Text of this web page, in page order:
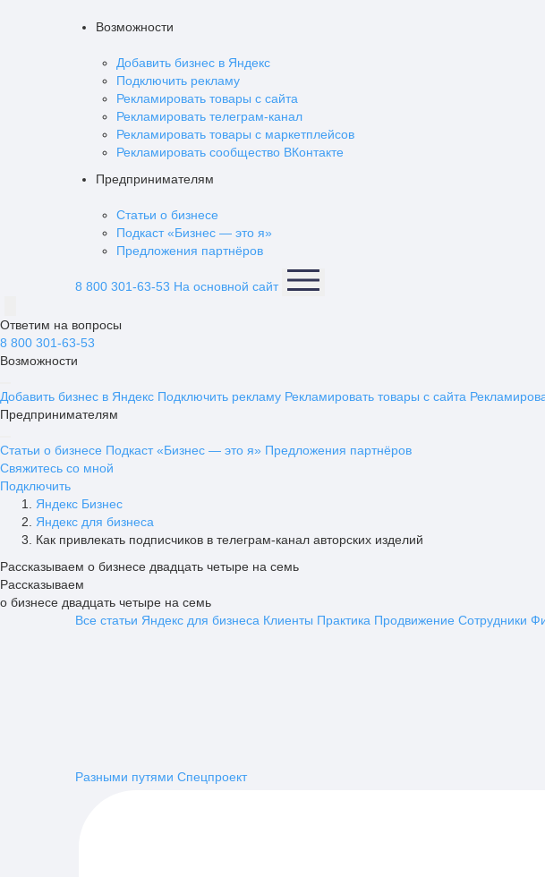
Возможности
Добавить бизнес в Яндекс
Подключить рекламу
Рекламировать товары с сайта
Рекламировать телеграм-канал
Рекламировать товары с маркетплейсов
Рекламировать сообщество ВКонтакте
Предпринимателям
Статьи о бизнесе
Подкаст «Бизнес — это я»
Предложения партнёров
8 800 301-63-53 На основной сайт
Ответим на вопросы
8 800 301-63-53
Возможности
Добавить бизнес в Яндекс Подключить рекламу Рекламировать товары с сайта
Предпринимателям
Статьи о бизнесе Подкаст «Бизнес — это я» Предложения партнёров
Свяжитесь со мной
Подключить
Яндекс Бизнес
Яндекс для бизнеса
Как привлекать подписчиков в телеграм-канал авторских изделий
Рассказываем о бизнесе двадцать четыре на семь
Рассказываем
о бизнесе двадцать четыре на семь
Все статьи Яндекс для бизнеса Клиенты Практика Продвижение Сотрудники
Разными путями Спецпроект